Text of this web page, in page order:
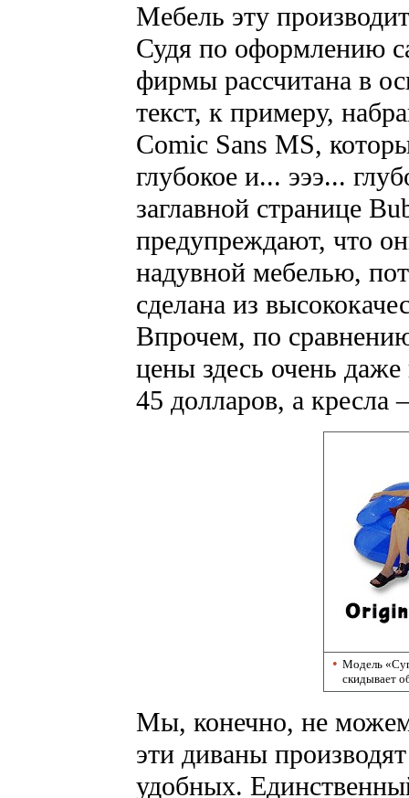
Мебель эту
Судя по оформлению
фирмы рассчитана в
текст, к примеру,
Comic Sans MS,
глубокое и... эээ...
заглавной странице
предупреждают, что
надувной мебелью,
сделана из
Впрочем, по
цены здесь очень
45 долларов, а кресла
• Модель
скидывает
Мы, конечно, не
эти диваны
удобных.